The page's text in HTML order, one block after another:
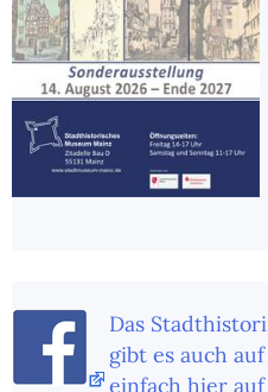
Das
gibt es auch
einfach hier